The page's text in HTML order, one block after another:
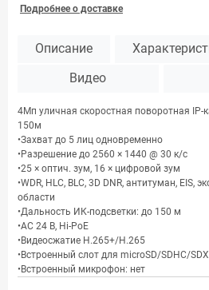
Подробнее о доставке
Описание
Видео
4Мп уличная скоростная поворотная IP-
150м
•Захват до 5 лиц одновременно
•Разрешение до 2560 × 1440 @ 30 к/с
•25 × оптич. зум, 16 × цифровой зум
•WDR, HLC, BLC, 3D DNR, антитуман, EIS,
области
•Дальность ИК-подсветки: до 150 м
•AC 24 В, Hi-PoE
•Видеосжатие H.265+/H.265
•Встроенный слот для microSD/SDHC/
•Встроенный микрофон: нет